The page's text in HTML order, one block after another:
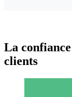
La
clients